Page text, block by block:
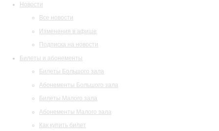
Новости
Все новости
Изменения в афише
Подписка на новости
Билеты и абонементы
Билеты Большого зала
Абонементы Большого зала
Билеты Малого зала
Абонементы Малого зала
Как купить билет